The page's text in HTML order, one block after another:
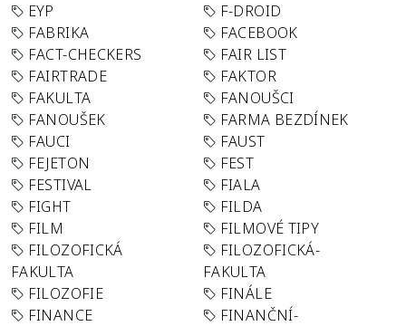
EYP
F-DROID
FABRIKA
FACEBOOK
FACT-CHECKERS
FAIR LIST
FAIRTRADE
FAKTOR
FAKULTA
FANOUŠCI
FANOUŠEK
FARMA BEZDÍNEK
FAUCI
FAUST
FEJETON
FEST
FESTIVAL
FIALA
FIGHT
FILDA
FILM
FILMOVÉ TIPY
FILOZOFICKÁ
FAKULTA
FILOZOFICKÁ-
FAKULTA
FILOZOFIE
FINÁLE
FINANCE
FINANČNÍ-